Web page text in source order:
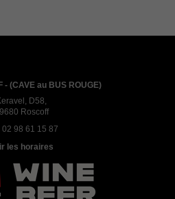
- (CAVE au BUS ROUGE)
D58,
Roscoff
02 98 61 15 87
les horaires